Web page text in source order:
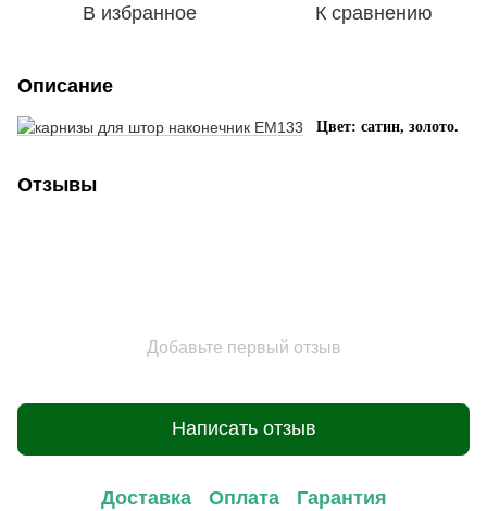
В избранное К сравнению
Описание
Цвет: сатин, золото.
Отзывы
Добавьте первый отзыв
Написать отзыв
Доставка Оплата Гарантия